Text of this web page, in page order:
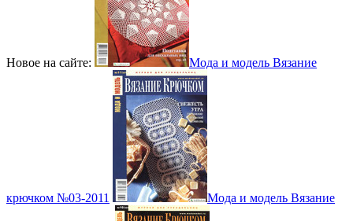
Новое на сайте: Мода и модель Вязание
крючком №03-2011 Мода и модель Вязание